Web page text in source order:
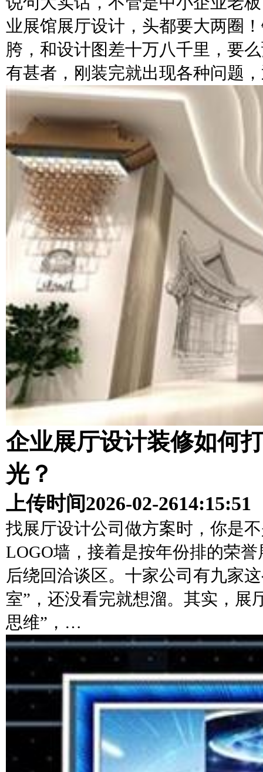
业展馆展厅设计，头都要大两圈
胯，和设计图差十万八千里，要
有甚者，刚装完就出现各种问题
企业展厅设计装修如何
光？
上传时间2026-02-2614:15:51
找展厅设计公司做方案时，你是
LOGO墙，接着是按年份排的荣
后绕回洽谈区。十家公司有九家
室”，还没看完就想溜。其实，展
思维”，…